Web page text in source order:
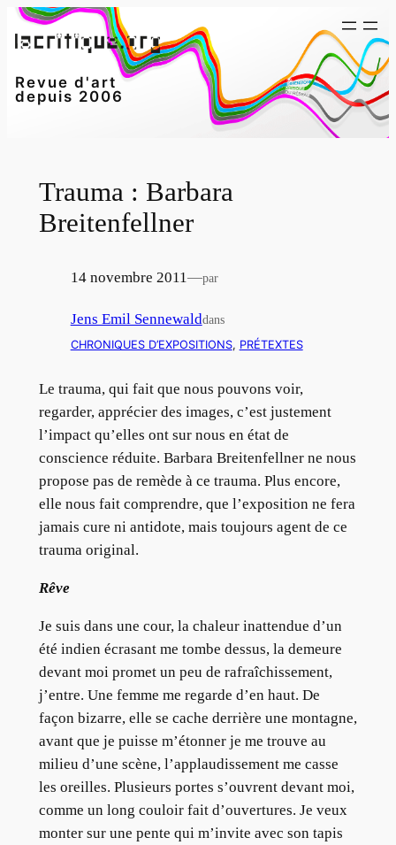
Aller
au
Revue d'art
depuis 2006
Trauma : Barbara
Breitenfellner
14 novembre 2011—par
Jens Emil Sennewalddans
CHRONIQUES D’EXPOSITIONS, PRÉTEXTES
Le trauma, qui fait que nous pouvons voir,
regarder, apprécier des images, c’est justement
l’impact qu’elles ont sur nous en état de
conscience réduite. Barbara Breitenfellner ne nous
propose pas de remède à ce trauma. Plus encore,
elle nous fait comprendre, que l’exposition ne fera
jamais cure ni antidote, mais toujours agent de ce
trauma original.
Rêve
Je suis dans une cour, la chaleur inattendue d’un
été indien écrasant me tombe dessus, la demeure
devant moi promet un peu de rafraîchissement,
j’entre. Une femme me regarde d’en haut. De
façon bizarre, elle se cache derrière une montagne,
avant que je puisse m’étonner je me trouve au
milieu d’une scène, l’applaudissement me casse
les oreilles. Plusieurs portes s’ouvrent devant moi,
comme un long couloir fait d’ouvertures. Je veux
monter sur une pente qui m’invite avec son tapis